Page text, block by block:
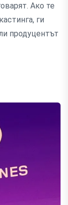
Ако те
ги
продуцентът